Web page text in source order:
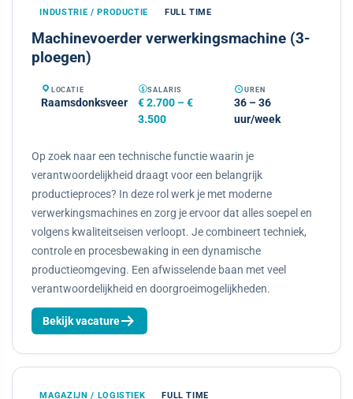
INDUSTRIE / PRODUCTIE FULL TIME
Machinevoerder verwerkingsmachine (3-
ploegen)
LOCATIE
Raamsdonksveer
SALARIS
€ 2.700 – €
3.500
UREN
36 – 36
uur/week
Op zoek naar een technische functie waarin je
verantwoordelijkheid draagt voor een belangrijk
productieproces? In deze rol werk je met moderne
verwerkingsmachines en zorg je ervoor dat alles soepel en
volgens kwaliteitseisen verloopt. Je combineert techniek,
controle en procesbewaking in een dynamische
productieomgeving. Een afwisselende baan met veel
verantwoordelijkheid en doorgroeimogelijkheden.
Bekijk vacature
MAGAZIJN / LOGISTIEK FULL TIME